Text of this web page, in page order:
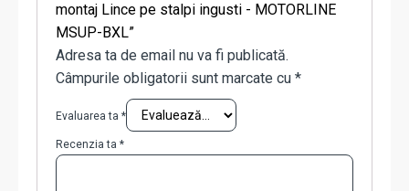
montaj Lince pe stalpi ingusti - MOTORLINE
MSUP-BXL”
Adresa ta de email nu va fi publicată.
Câmpurile obligatorii sunt marcate cu *
Evaluarea ta *
Recenzia ta *